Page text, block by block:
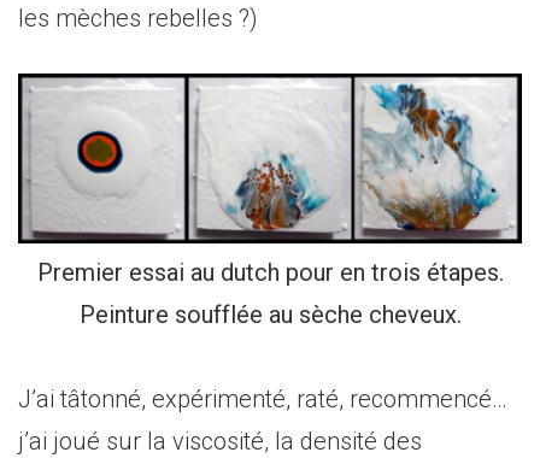
les mèches rebelles ?)
Premier essai au dutch pour en trois étapes.
Peinture soufflée au sèche cheveux.
J’ai tâtonné, expérimenté, raté, recommencé…
j’ai joué sur la viscosité, la densité des